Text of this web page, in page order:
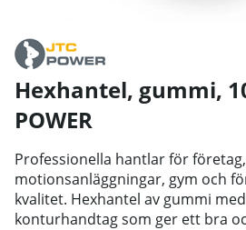
Hexhantel, gummi,
POWER
Professionella hantlar för företag,
motionsanläggningar, gym och
kvalitet. Hexhantel av gummi
konturhandtag som ger ett bra